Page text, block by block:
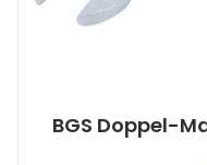
BGS Doppel-